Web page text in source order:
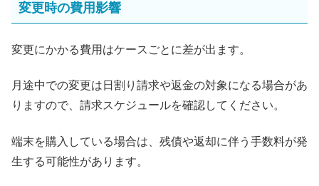
変更時の費用影響
変更にかかる費用はケースごとに差が出ます。
月途中での変更は日割り請求や返金の対象になる場合があ
りますので、請求スケジュールを確認してください。
端末を購入している場合は、残債や返却に伴う手数料が発
生する可能性があります。